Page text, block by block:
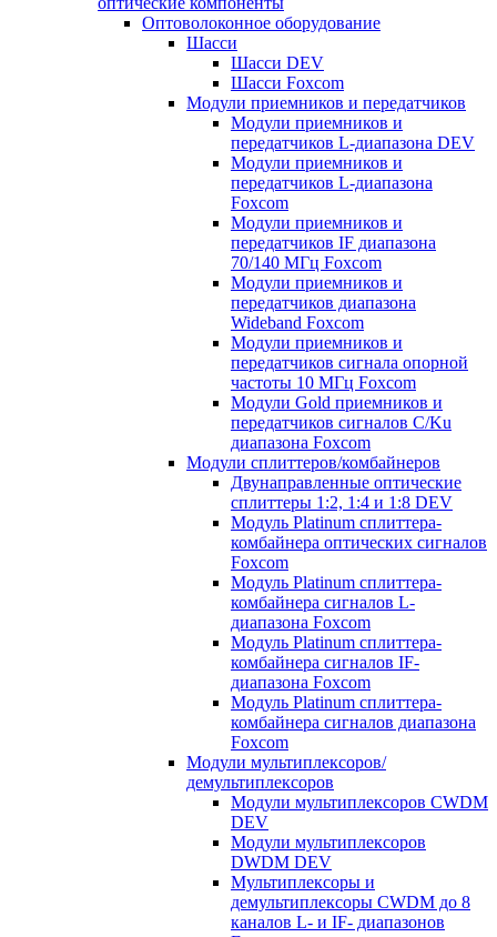
Оптоволоконное оборудование
Шасси
Шасси DEV
Шасси Foxcom
Модули приемников и передатчиков
Модули приемников и
передатчиков L-диапазона DEV
Модули приемников и
передатчиков L-диапазона
Foxcom
Модули приемников и
передатчиков IF диапазона
70/140 МГц Foxcom
Модули приемников и
передатчиков диапазона
Wideband Foxcom
Модули приемников и
передатчиков сигнала опорной
частоты 10 МГц Foxcom
Модули Gold приемников и
передатчиков сигналов C/Ku
диапазона Foxcom
Модули сплиттеров/комбайнеров
Двунаправленные оптические
сплиттеры 1:2, 1:4 и 1:8 DEV
Модуль Platinum cплиттера-
комбайнера оптических сигналов
Foxcom
Модуль Platinum сплиттера-
комбайнера сигналов L-
диапазона Foxcom
Модуль Platinum сплиттера-
комбайнера сигналов IF-
диапазона Foxcom
Модуль Platinum сплиттера-
комбайнера сигналов диапазона
Foxcom
Модули мультиплексоров/
демультиплексоров
Модули мультиплексоров CWDM
DEV
Модули мультиплексоров
DWDM DEV
Мультиплексоры и
демультиплексоры CWDM до 8
каналов L- и IF- диапазонов